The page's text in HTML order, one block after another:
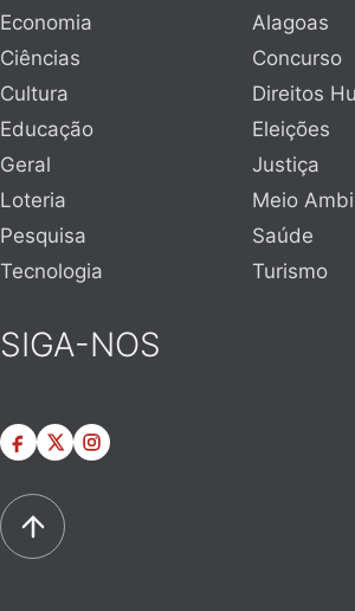
Economia
Alagoas
Ciências
Concurso
Cultura
Direitos
Educação
Eleições
Geral
Justiça
Loteria
Meio
Pesquisa
Saúde
Tecnologia
Turismo
SIGA-NOS